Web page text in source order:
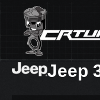
Jeep